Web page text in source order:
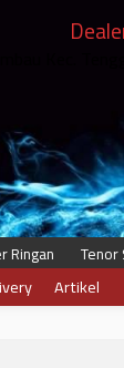
Tenor
Artikel